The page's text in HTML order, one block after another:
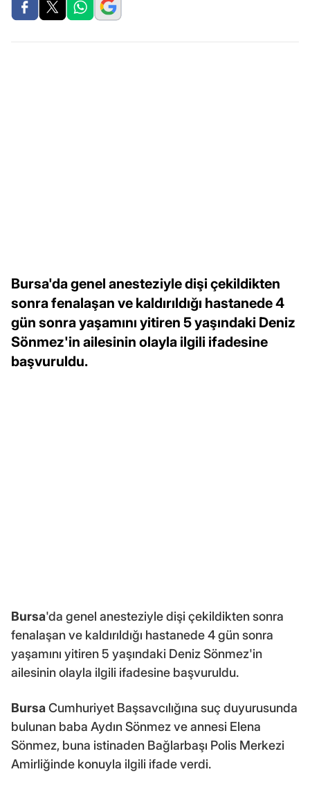
Bursa'da genel anesteziyle dişi çekildikten
sonra fenalaşan ve kaldırıldığı hastanede 4
gün sonra yaşamını yitiren 5 yaşındaki Deniz
Sönmez'in ailesinin olayla ilgili ifadesine
başvuruldu.
Bursa'da genel anesteziyle dişi çekildikten sonra
fenalaşan ve kaldırıldığı hastanede 4 gün sonra
yaşamını yitiren 5 yaşındaki Deniz Sönmez'in
ailesinin olayla ilgili ifadesine başvuruldu.
Bursa Cumhuriyet Başsavcılığına suç duyurusunda
bulunan baba Aydın Sönmez ve annesi Elena
Sönmez, buna istinaden Bağlarbaşı Polis Merkezi
Amirliğinde konuyla ilgili ifade verdi.